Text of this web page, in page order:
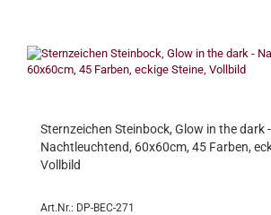
Sternzeichen Steinbock, Glow in the dark -
Nachtleuchtend, 60x60cm, 45 Farben,
Vollbild
Art.Nr.: DP-BEC-271